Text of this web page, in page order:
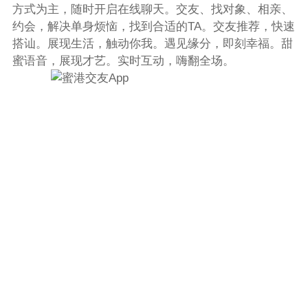
方式为主，随时开启在线聊天。交友、找对象、相亲、
约会，解决单身烦恼，找到合适的TA。交友推荐，快速
搭讪。展现生活，触动你我。遇见缘分，即刻幸福。甜
蜜语音，展现才艺。实时互动，嗨翻全场。